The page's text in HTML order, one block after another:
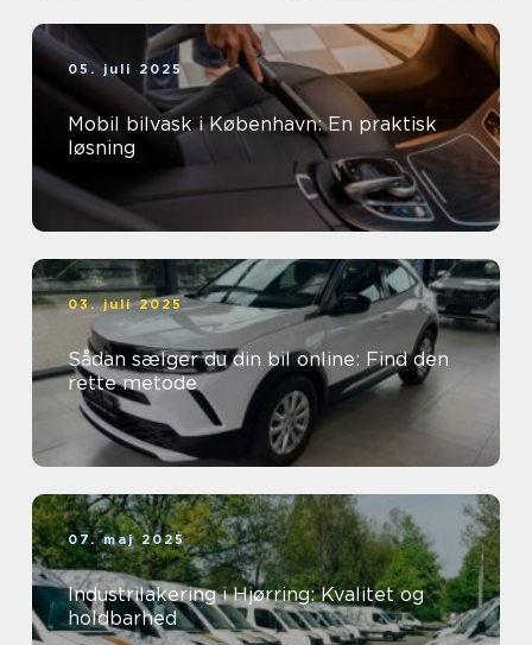
05. juli 2025
Mobil bilvask i København: En praktisk
løsning
03. juli 2025
Sådan sælger du din bil online: Find den
rette metode
07. maj 2025
Industrilakering i Hjørring: Kvalitet og
holdbarhed